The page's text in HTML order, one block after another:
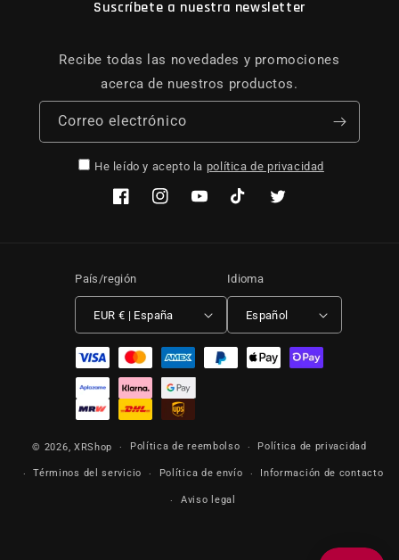
Suscríbete a nuestra newsletter
Recibe todas las novedades y promociones
acerca de nuestros productos.
Correo electrónico
He leído y acepto la política de privacidad
FacebookInstagramYouTubeTikTok Twitter
País/región
EUR € | España
Idioma
Español
Formas de pago
© 2026, XRShop Política de reembolso Política de privacidad
Términos del servicio Política de envío Información de contacto
Aviso legal